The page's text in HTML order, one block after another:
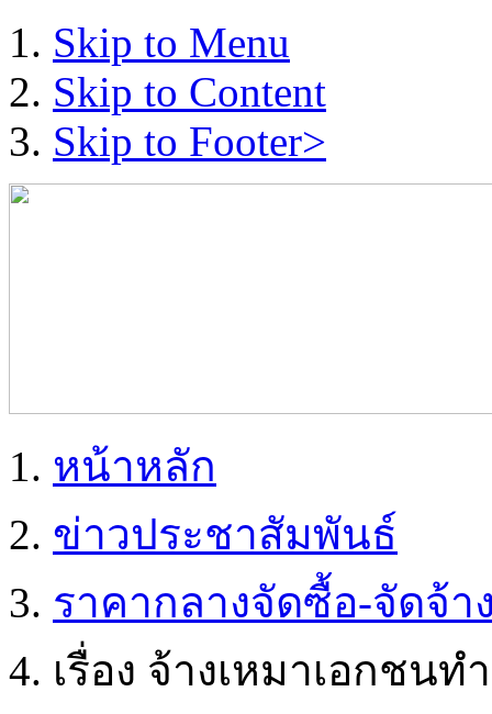
Skip to Menu
Skip to Content
Skip to Footer>
หน้าหลัก
ข่าวประชาสัมพันธ์
ราคากลางจัดซื้อ-จัดจ้า
เรื่อง จ้างเหมาเอกชน